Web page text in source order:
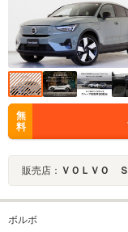
無
料
販売店： ＶＯＬＶＯ
ボルボ